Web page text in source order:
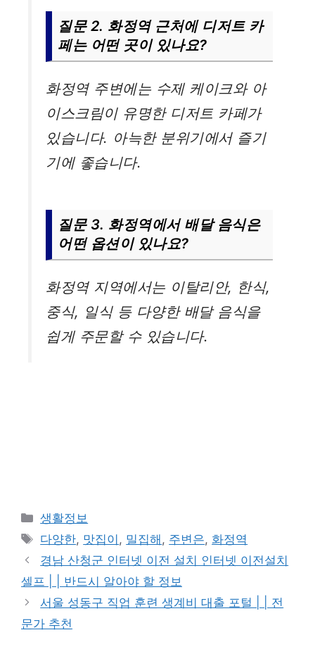
질문 2. 화정역 근처에 디저트 카
페는 어떤 곳이 있나요?
화정역 주변에는 수제 케이크와 아
이스크림이 유명한 디저트 카페가
있습니다. 아늑한 분위기에서 즐기
기에 좋습니다.
질문 3. 화정역에서 배달 음식은
어떤 옵션이 있나요?
화정역 지역에서는 이탈리안, 한식,
중식, 일식 등 다양한 배달 음식을
쉽게 주문할 수 있습니다.
카
테
고
리
생활정보
태
그
다양한, 맛집이 , 밀집해 , 주변은, 화정역
경남 산청군 인터넷 이전 설치 인터넷 이전설치
셀프 | | 반드시 알아야 할 정보
서울 성동구 직업 훈련 생계비 대출 포털 | | 전
문가 추천